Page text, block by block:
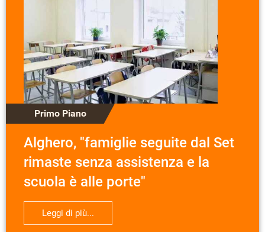
Primo Piano
Alghero, "famiglie seguite dal Set
rimaste senza assistenza e la
scuola è alle porte"
Leggi di più...